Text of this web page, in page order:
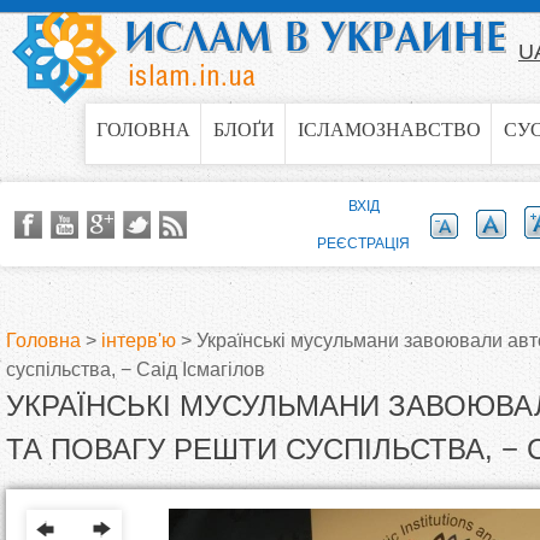
Jump to navigation
ГОЛОВНА БЛОҐИ ІСЛАМОЗНАВСТВО
В
и
є
Головна > інтерв'ю > Українські мусульмани завоювали
суспільства, − Саід Ісмагілов
УКРАЇНСЬКІ МУСУЛЬМАНИ
ТА ПОВАГУ РЕШТИ СУСПІЛЬСТВА, −
ВХІД
РЕЄСТРАЦІЯ